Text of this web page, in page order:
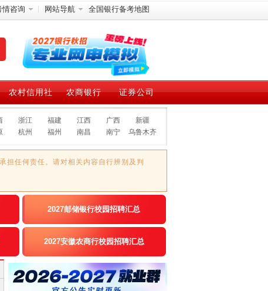
情咨询 网站导航 全国银行备考地图
农村信用社 农商银行 证券公司
浙江 福建 江西 广西
新疆
杭州 福州 南昌 南宁 乌鲁木齐
担任何责任。请对相关内容自行辨别及判
2027邮储银行校园招聘汇总
2027安徽农商行校园招聘汇总